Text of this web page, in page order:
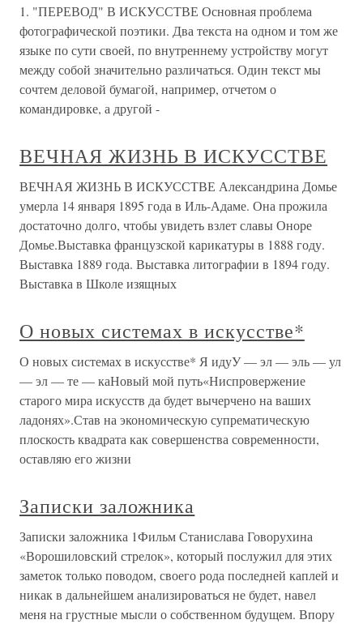
1. "ПЕРЕВОД" В ИСКУССТВЕ Основная проблема
фотографической поэтики. Два текста на одном и том же
языке по сути своей, по внутреннему устройству могут
между собой значительно различаться. Один текст мы
сочтем деловой бумагой, например, отчетом о
командировке, а другой -
ВЕЧНАЯ ЖИЗНЬ В ИСКУССТВЕ
ВЕЧНАЯ ЖИЗНЬ В ИСКУССТВЕ Александрина Домье
умерла 14 января 1895 года в Иль-Адаме. Она прожила
достаточно долго, чтобы увидеть взлет славы Оноре
Домье.Выставка французской карикатуры в 1888 году.
Выставка 1889 года. Выставка литографии в 1894 году.
Выставка в Школе изящных
О новых системах в искусстве*
О новых системах в искусстве* Я идуУ — эл — эль — ул
— эл — те — каНовый мой путь«Ниспровержение
старого мира искусств да будет вычерчено на ваших
ладонях».Став на экономическую супрематическую
плоскость квадрата как совершенства современности,
оставляю его жизни
Записки заложника
Записки заложника 1Фильм Станислава Говорухина
«Ворошиловский стрелок», который послужил для этих
заметок только поводом, своего рода последней каплей и
никак в дальнейшем анализироваться не будет, навел
меня на грустные мысли о собственном будущем. Впору